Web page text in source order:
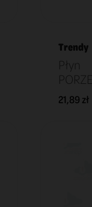
Trendy
21,89 zł